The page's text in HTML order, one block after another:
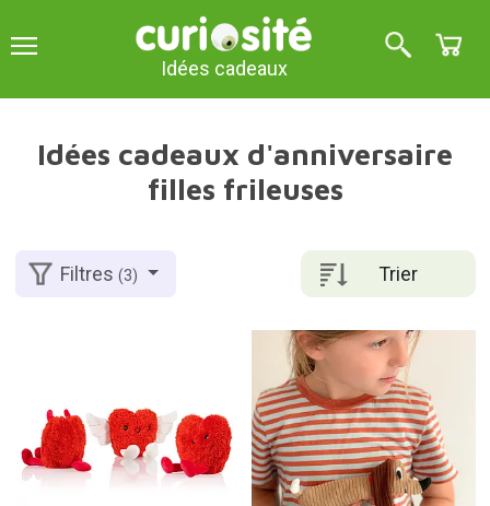
Idées cadeaux
Idées cadeaux d'anniversaire
filles frileuses
Trier
Filtres(3)